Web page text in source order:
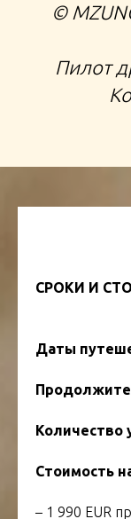
©️
Пилот
СРОКИ И
Даты
Количество
Стоимость
– 1 990 EUR